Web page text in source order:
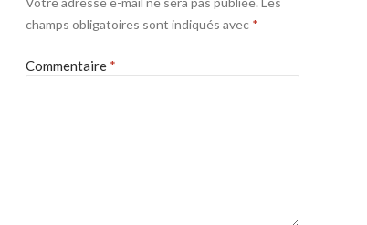
champs obligatoires sont indiqués avec *
Commentaire *